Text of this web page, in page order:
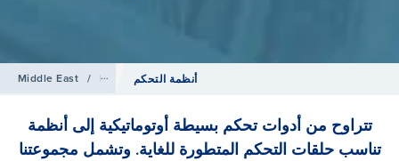
Middle East / Productsأنظمة التحكم
تتراوح من أدوات تحكم بسيطة أوتوماتيكية إلى أنظمة
تناسب حلقات التحكم المتطورة للغاية. وتشمل مجموعتنا